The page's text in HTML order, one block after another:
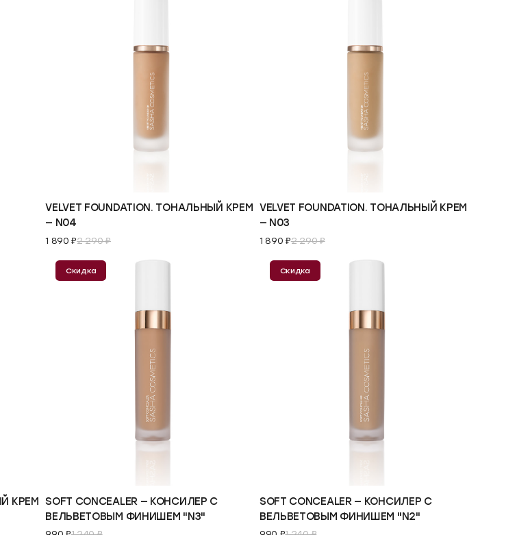
VELVET FOUNDATION. ТОНАЛЬНЫЙ КРЕМ
— N04
1 890 ₽2 290 ₽
В корзину
VELVET FOUNDATION. ТОНАЛЬНЫЙ КРЕМ
— N03
1 890 ₽2 290 ₽
В корзину
КРЕМ
Скидка
SOFT CONCEALER — КОНСИЛЕР С
ВЕЛЬВЕТОВЫМ ФИНИШЕМ "N3"
Скидка
SOFT CONCEALER — КОНСИЛЕР С
ВЕЛЬВЕТОВЫМ ФИНИШЕМ "N2"